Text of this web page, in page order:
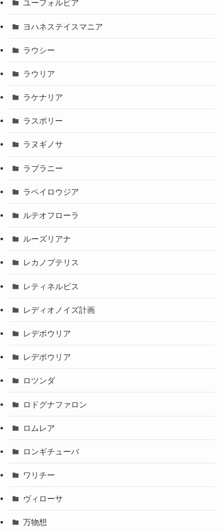
ユーフォルビア
ヨハネステイスマニア
ラウシー
ラウリア
ラケナリア
ラスポリー
ラヌギノサ
ラブラニー
ラペイロウジア
ルテオフローラ
ルーズリアナ
レカノプテリス
レティネルビス
レディオノイズ計画
レデボウリア
レデボウリア
ロツンダ
ロドグナファロン
ロムレア
ロンギチューバ
ワリチー
ヴィローサ
万物想